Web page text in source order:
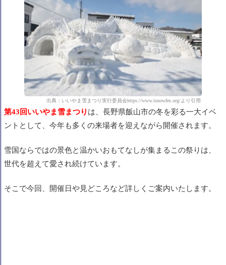
出典：いいやま雪まつり実行委員会https://www.isnowfes.org/より引用
第43回いいやま雪まつり は、長野県飯山市の冬を彩る一大イベ
ントとして、今年も多くの来場者を迎えながら開催されます。
雪国ならではの景色と温かいおもてなしが集まるこの祭りは、
世代を超えて愛され続けています。
そこで今回、開催日や見どころなど詳しくご案内いたします。